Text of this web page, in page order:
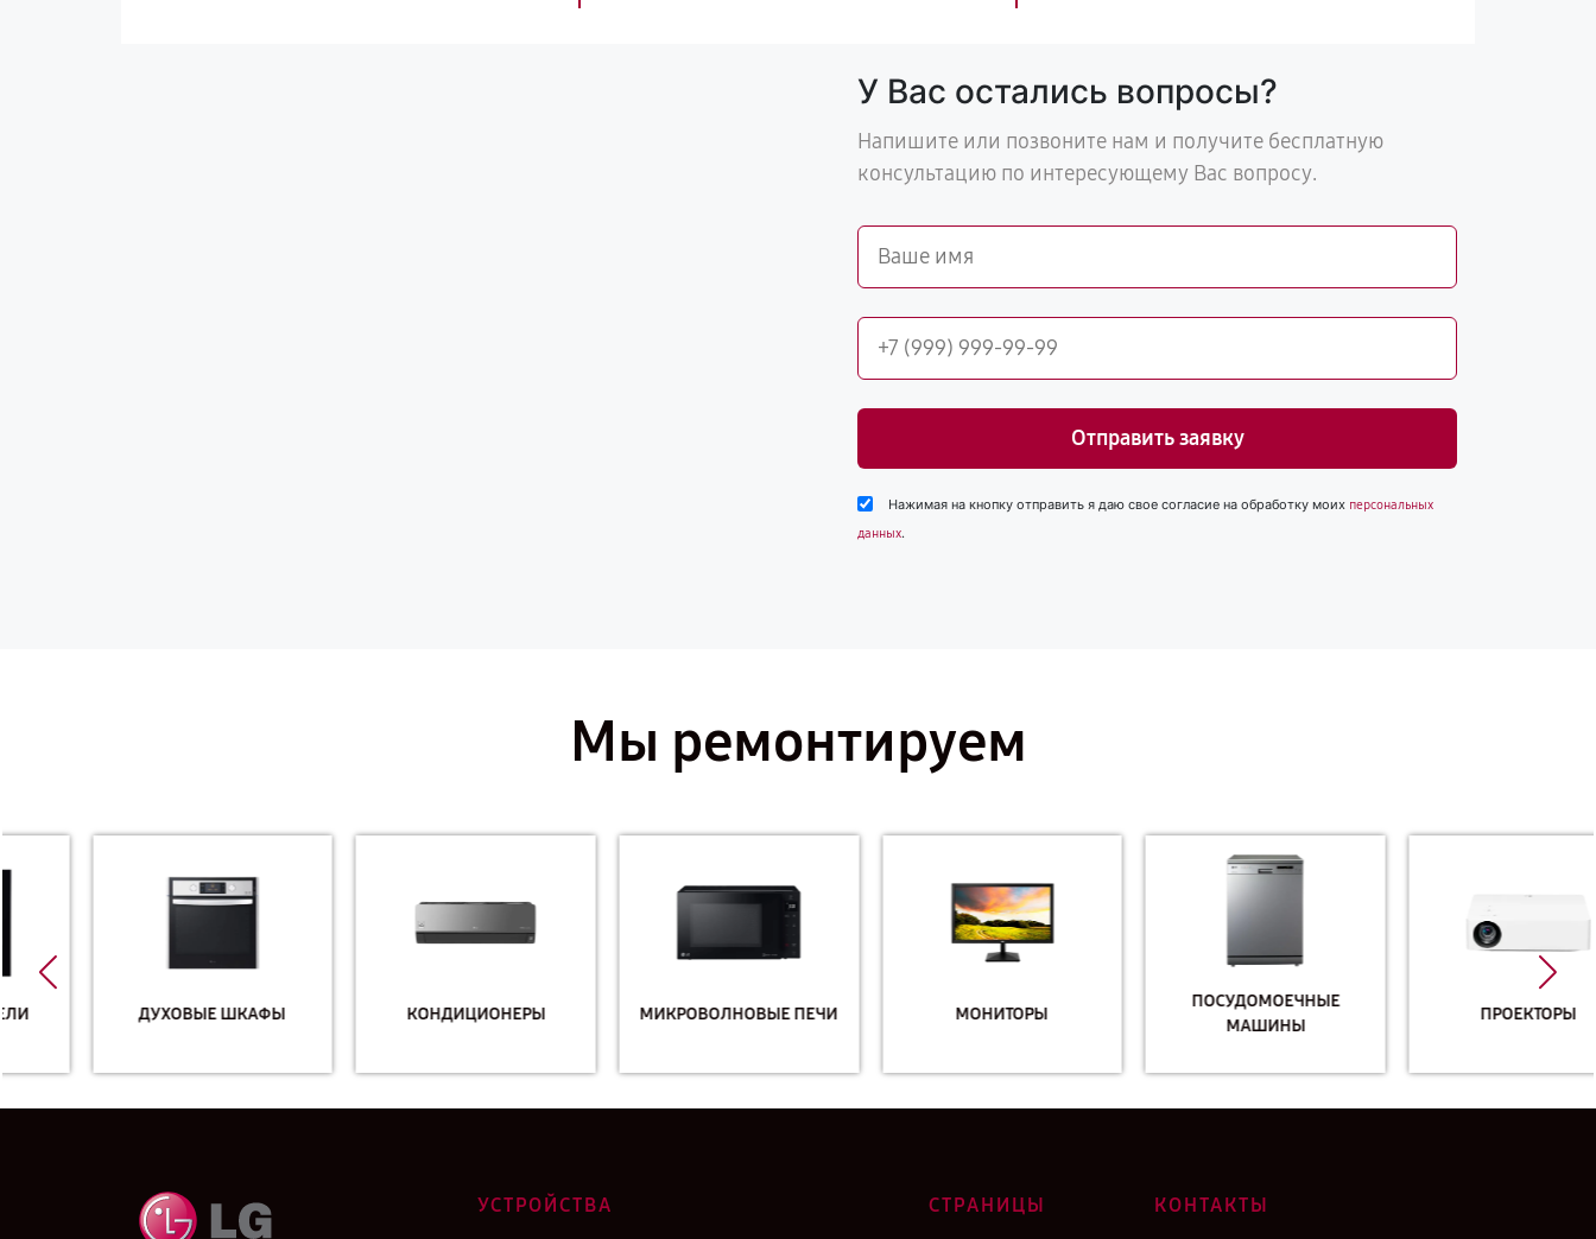
У Вас остались вопросы?
Напишите или позвоните нам и получите бесплатную
консультацию по интересующему Вас вопросу.
Отправить заявку
Нажимая на кнопку отправить я даю свое согласие на обработку моих персональных
данных.
Мы ремонтируем
ДУХОВЫЕ ШКАФЫ КОНДИЦИОНЕРЫ МИКРОВОЛНОВЫЕ ПЕЧИ МОНИТОРЫ
ПОСУДОМОЕЧНЫЕ
МАШИНЫ
ПРОЕКТОРЫ
УСТРОЙСТВА СТРАНИЦЫ КОНТАКТЫ